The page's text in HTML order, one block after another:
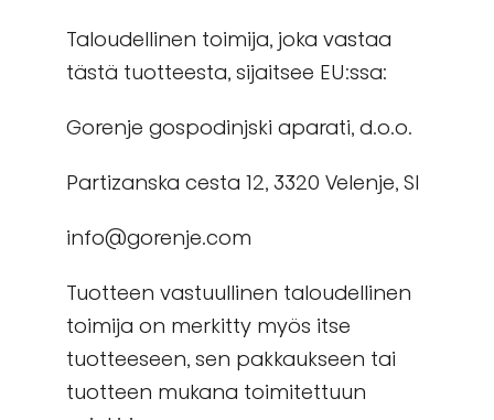
Taloudellinen toimija, joka vastaa
tästä tuotteesta, sijaitsee EU:ssa:
Gorenje gospodinjski aparati, d.o.o.
Partizanska cesta 12, 3320 Velenje, SI
info@gorenje.com
Tuotteen vastuullinen taloudellinen
toimija on merkitty myös itse
tuotteeseen, sen pakkaukseen tai
tuotteen mukana toimitettuun